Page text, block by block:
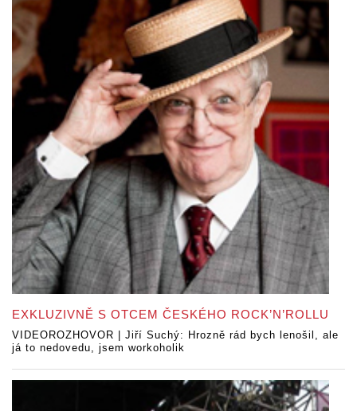
EXKLUZIVNĚ S OTCEM ČESKÉHO ROCK’N’ROLLU
VIDEOROZHOVOR | Jiří Suchý: Hrozně rád bych lenošil, ale
já to nedovedu, jsem workoholik